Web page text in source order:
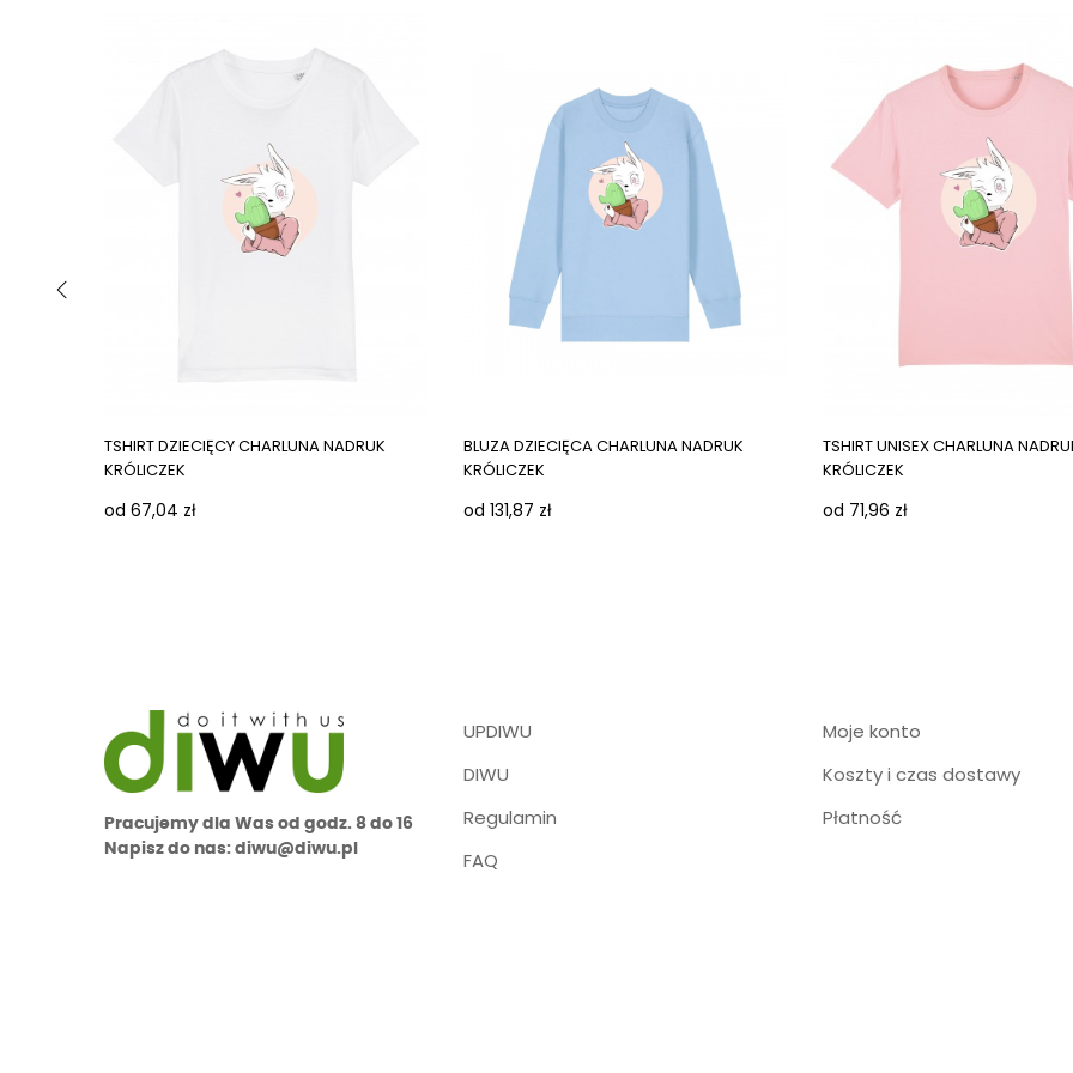
TSHIRT DZIECIĘCY CHARLUNA NADRUK
KRÓLICZEK
od 67,04 zł
BLUZA DZIECIĘCA CHARLUNA NADRUK
KRÓLICZEK
od 131,87 zł
TSHIRT UNISEX CHARLUNA
KRÓLICZEK
od 71,96 zł
Pracujemy dla Was od godz. 8 do 16
Napisz do nas: diwu@diwu.pl
UPDIWU
DIWU
Regulamin
FAQ
Moje konto
Koszty i czas dostawy
Płatność